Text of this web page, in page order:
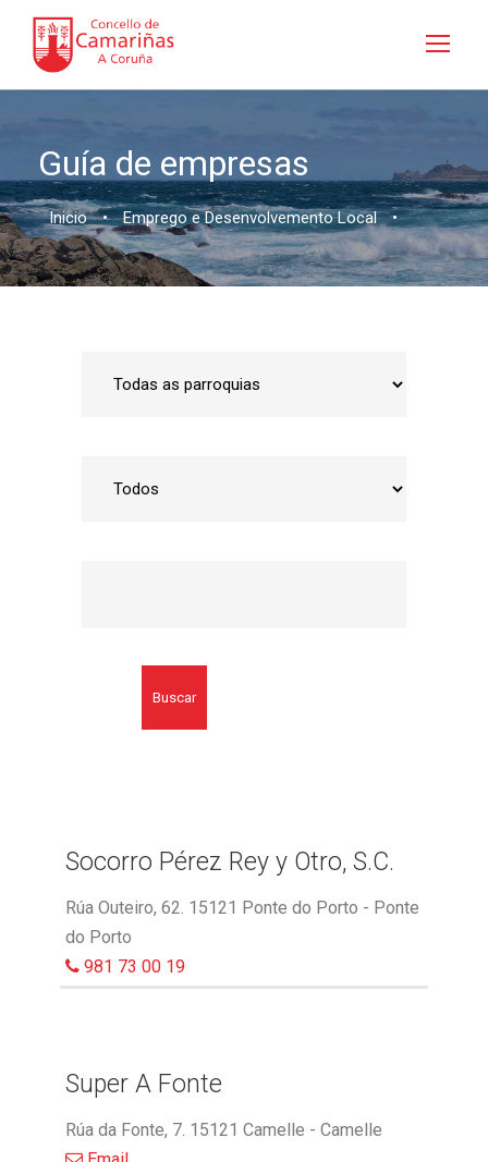
Guía de empresas
Inicio • Emprego e Desenvolvemento Local •
Buscar
Socorro Pérez Rey y Otro, S.C.
Rúa Outeiro, 62. 15121 Ponte do Porto - Ponte
do Porto
981 73 00 19
Super A Fonte
Rúa da Fonte, 7. 15121 Camelle - Camelle